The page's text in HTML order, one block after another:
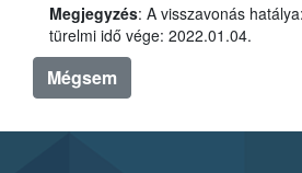
Megjegyzés: A visszavonás hatálya:
türelmi idő vége: 2022.01.04.
Mégsem